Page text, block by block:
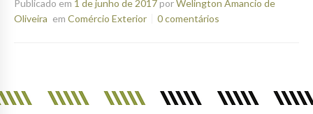
Publicado em 1 de junho de 2017porWelington Amancio de
Oliveira em Comércio Exterior 0 comentários